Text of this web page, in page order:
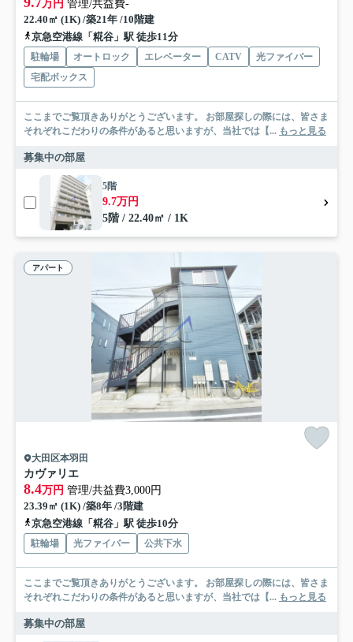
万円 管理/共益費-
22.40㎡ (1K) /築21年 /10階建
京急空港線「糀谷」駅 徒歩11分
駐輪場 オートロック エレベーター CATV
光ファイバー
宅配ボックス
ここまでご覧頂きありがとうございます。 お部屋探しの際には、皆さま
それぞれこだわりの条件があると思いますが、当社では【... もっと見る
募集中の部屋
5階
9.7万円
5階 / 22.40㎡ / 1K
アパート
大田区本羽田
カヴァリエ
8.4万円 管理/共益費3,000円
23.39㎡ (1K) /築8年 /3階建
京急空港線「糀谷」駅 徒歩10分
駐輪場 光ファイバー 公共下水
ここまでご覧頂きありがとうございます。 お部屋探しの際には、皆さま
それぞれこだわりの条件があると思いますが、当社では【... もっと見る
募集中の部屋